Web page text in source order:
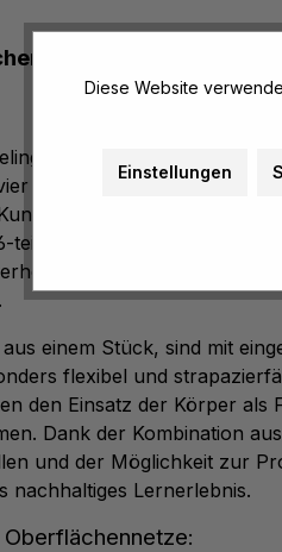
–
anschaulicher
16-teiligen Geometriesätzen
und den passenden
Satz mit Netzen und
enthalten –
einem Stück, sind mit
flexibel und
den Einsatz der Körper als
Dank der Kombination aus
und der Möglichkeit zur
nachhaltiges Lernerlebnis.
Diese Website
Einstellungen